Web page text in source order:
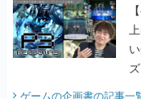
ゲームの企画書の記事一